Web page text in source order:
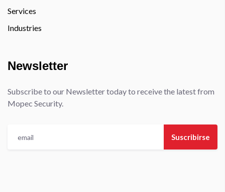
Services
Industries
Newsletter
Subscribe to our Newsletter today to receive the latest from
Mopec Security.
Suscribirse